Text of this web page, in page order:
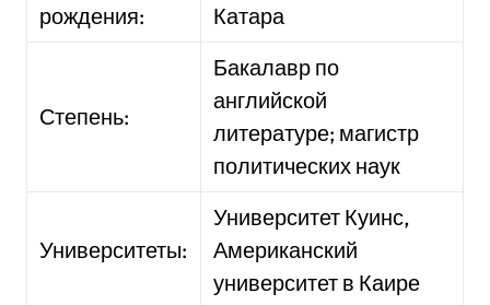
рождения:
Катара
Степень:
Бакалавр по
английской
литературе; магистр
политических наук
Университеты:
Университет Куинс,
Американский
университет в Каире